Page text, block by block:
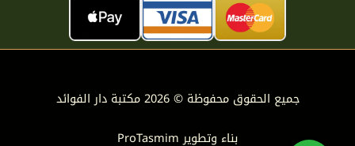
جميع الحقوق محفوظة © 2026 مكتبة دار الفوائد
بناء وتطويرProTasmim